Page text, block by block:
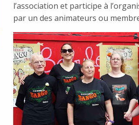
l’association et participe à
par un des animateurs ou
mulhouse